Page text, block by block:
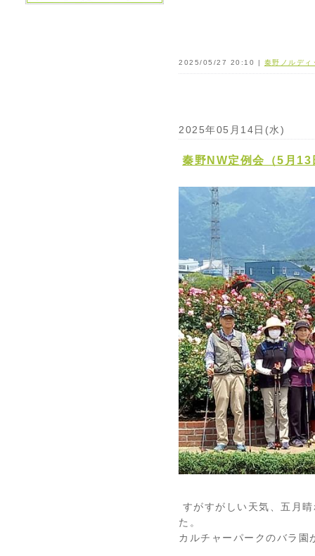
2025/05/27 20:10 | 秦野ノルディ
2025年05月14日(水)
秦野NW定例会（5月13
すがすがしい天気、五月
た。
カルチャーパークのバラ園